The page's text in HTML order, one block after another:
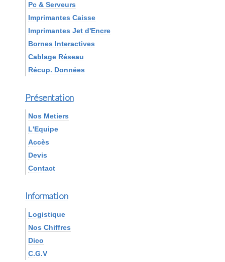
Pc & Serveurs
Imprimantes Caisse
Imprimantes Jet d'Encre
Bornes Interactives
Cablage Réseau
Récup. Données
Présentation
Nos Metiers
L'Equipe
Accès
Devis
Contact
Information
Logistique
Nos Chiffres
Dico
C.G.V